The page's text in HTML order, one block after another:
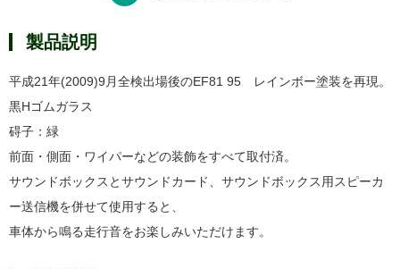
製品説明
平成21年(2009)9月全検出場後のEF81 95 レインボー塗装を再現。
黒Hゴムガラス
碍子：緑
前面・側面・ワイパーなどの装飾をすべて取付済。
サウンドボックスとサウンドカード
、サウンドボックス用スピーカ
ー送信機を併せて使用すると、
車体から鳴る走行音をお楽しみいただけます。